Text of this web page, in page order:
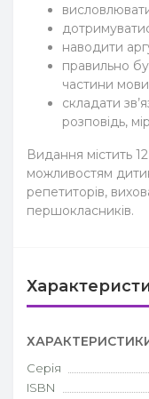
наводити
правильно
частини
складати
розповідь,
Видання містить
можливостям
репетиторів,
першокласників.
Серія
ISBN